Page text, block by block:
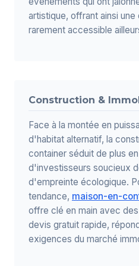
artistique, offrant ainsi
rarement accessible
Construction &
Face à la montée en
d'habitat alternatif, la
container séduit de plus
d'investisseurs soucieux
d'empreinte écologique.
tendance, maison-en-
offre clé en main avec
devis gratuit rapide,
exigences du marché